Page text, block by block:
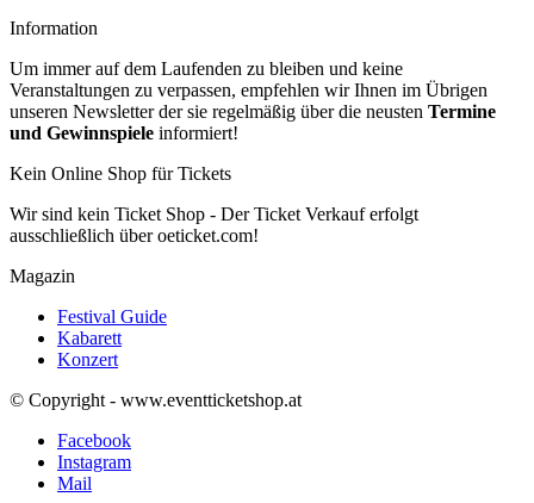
Information
Um immer auf dem Laufenden zu bleiben und keine
Veranstaltungen zu verpassen, empfehlen wir Ihnen im Übrigen
unseren Newsletter der sie regelmäßig über die neusten Termine
und Gewinnspiele informiert!
Kein Online Shop für Tickets
Wir sind kein Ticket Shop - Der Ticket Verkauf erfolgt
ausschließlich über oeticket.com!
Magazin
Festival Guide
Kabarett
Konzert
© Copyright - www.eventticketshop.at
Facebook
Instagram
Mail